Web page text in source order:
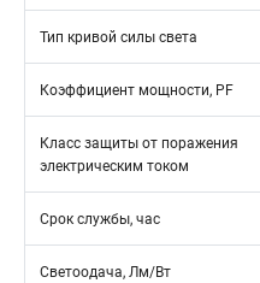
Тип кривой силы света
Коэффициент мощности, PF
Класс защиты от поражения
электрическим током
Срок службы, час
Светоодача, Лм/Вт